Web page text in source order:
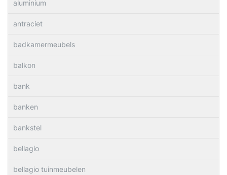
aluminium
antraciet
badkamermeubels
balkon
bank
banken
bankstel
bellagio
bellagio tuinmeubelen